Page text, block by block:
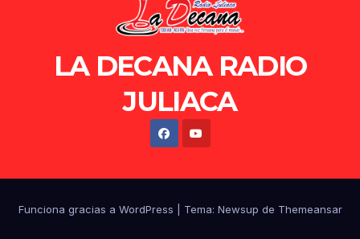
LA DECANA RADIO
JULIACA
Funciona gracias a WordPress Tema: Newsup de Themeansar